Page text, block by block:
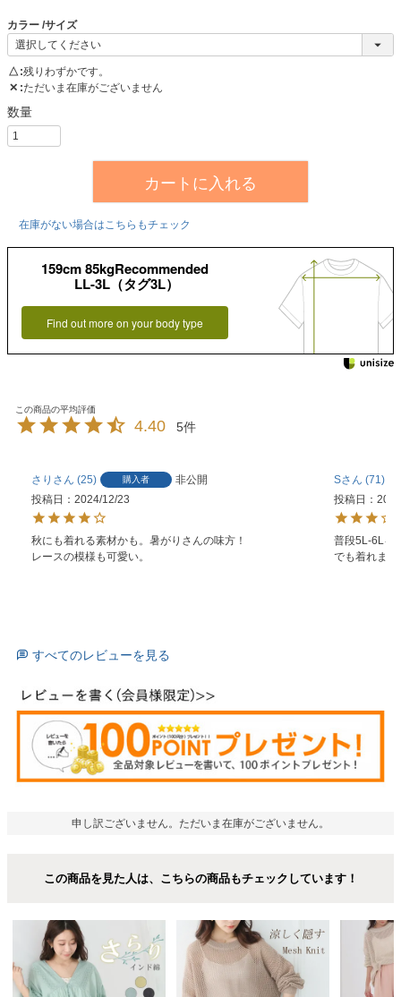
カラー サイズ
△ 残りわずかです。
✕ ただいま在庫がございません
カートに入れる
在庫がない場合はこちらもチェック
159cm 85kgRecommended
LL-3L（タグ3L）
Find out more on your body type
4.40 5
さり 25 購入者
非公開
投稿日
2024/12/23
秋にも着れる素材かも。暑がりさんの味方！
レースの模様も可愛い。
S
71
投稿日
普段5L-6Lを
でも着れまし
すべてのレビューを見る
申し訳ございません。ただいま在庫がございません。
この商品を見た人は、こちらの商品もチェックしています！